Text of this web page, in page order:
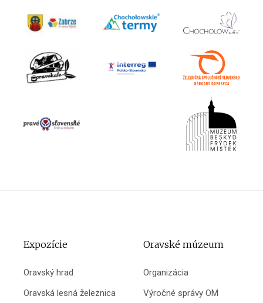
Expozície
Oravský hrad
Oravská lesná železnica
Oravské múzeum
Organizácia
Výročné správy OM